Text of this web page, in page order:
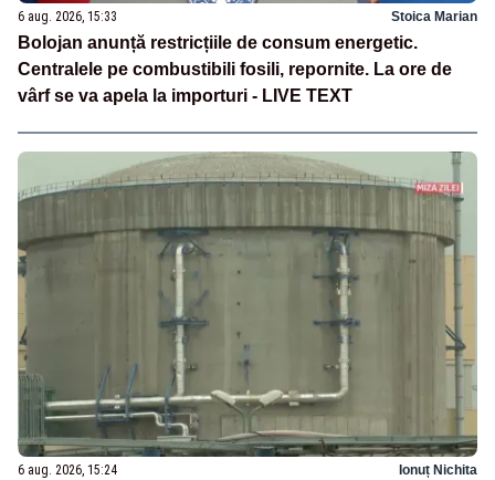
6 aug. 2026, 15:33 Stoica Marian
Bolojan anunță restricțiile de consum energetic.
Centralele pe combustibili fosili, repornite. La ore de
vârf se va apela la importuri - LIVE TEXT
6 aug. 2026, 15:24 Ionuț Nichita